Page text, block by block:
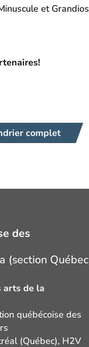
et
complet
des
(section
arts de la
québécoise des
(Québec), H2V